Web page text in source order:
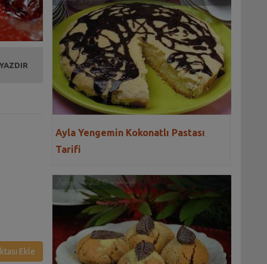
Ekle
Ayla Yengemin Kokonatlı Pastası
Tarifi